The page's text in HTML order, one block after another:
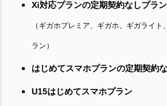
Xi対応プランの定期契約なしプラン
（ギガホプレミア、ギガホ、ギガライ
ラン）
はじめてスマホプランの定期契約
U15はじめてスマホプラン